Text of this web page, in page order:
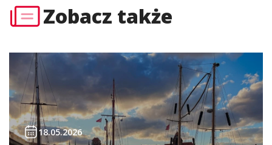
Zobacz także
18.05.2026